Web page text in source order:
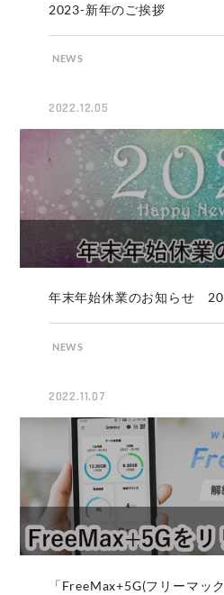
2023-新年のご挨拶
NEWS
2022.12.05
年末年始休業のお知らせ
NEWS
2022.11.07
「FreeMax+5G(フリーマッ